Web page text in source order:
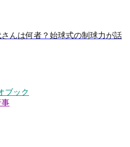
んは何者？始球式の制球力が話
ブック
事